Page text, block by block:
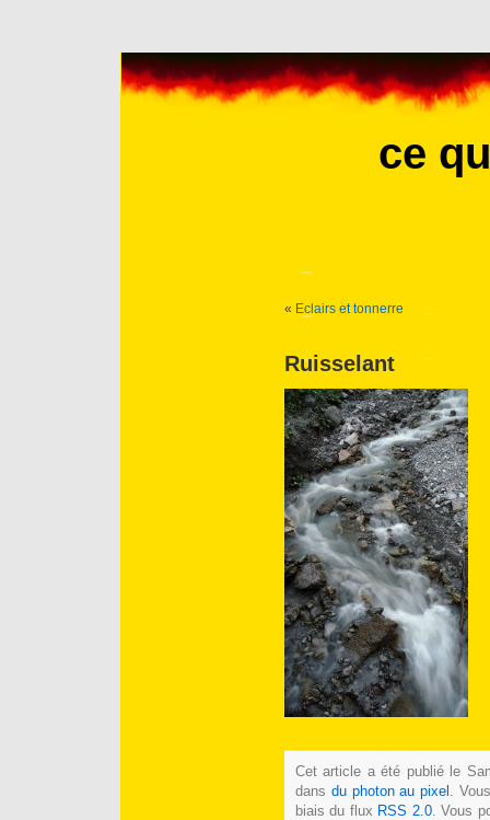
ce
« Eclairs et tonnerre
Ruisselant
Cet article a été publié le
dans du photon au pixel .
biais du flux RSS 2.0. Vous